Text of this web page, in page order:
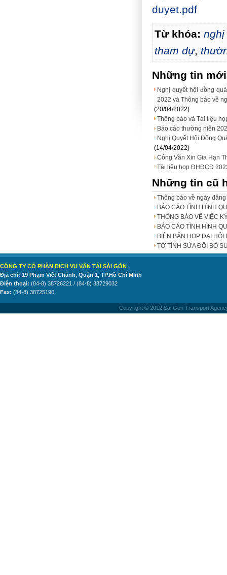
duyet.pdf
Từ khóa: nghị
tham dự,
Những tin
Nghị quyết hội đồng
2022 và Thông báo về
(20/04/2022)
Thông báo và Tài liệu
Báo cáo thường niên
Nghị Quyết Hội Đồng
(14/04/2022)
Công Văn Xin Gia Hạn
Tài liệu họp ĐHĐCĐ
Những tin cũ
Thông báo về ngày
BÁO CÁO TÌNH HÌNH
THÔNG BÁO VỀ VIỆC
BÁO CÁO TÌNH HÌNH
BIÊN BẢN HỌP ĐẠI
TỜ TÌNH SỬA ĐỔI BỔ
CÔNG TY CỔ PHẦN DỊCH VỤ VẬN TẢI SÀI GÒN
Địa chỉ: 19 Phạm Viết Chánh, Quận 1, TP.Hồ Chí Minh
Điện thoại: (84-8) 38726221 / (84-8) 38729032
Fax: (84-8) 38725190
Copyright © 2012 Sai Gon Transport